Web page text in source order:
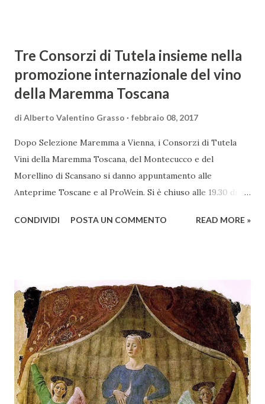
Tre Consorzi di Tutela insieme nella
promozione internazionale del vino
della Maremma Toscana
di Alberto Valentino Grasso febbraio 08, 2017
Dopo Selezione Maremma a Vienna, i Consorzi di Tutela
Vini della Maremma Toscana, del Montecucco e del
Morellino di Scansano si danno appuntamento alle
Anteprime Toscane e al ProWein. Si è chiuso alle 19.30 di
presso l’Hotel Regina di Vienna dalla società Wein & Kultur,
territorio maremmano: Consorzio Tutela Vini della
Maremma Toscana, del Montecucco e del Morellino di
Scansano. Scopo dell’iniziativa è stato quello di promuovere
le eccellenze vitivinicole della regione in Austria, un
mercato dove il potenziale di crescita è ancora molto alto,
assistendo i produttori nella creazione di contatti
commerciali con gli operatori locali. Gli organizzatori
CONDIVIDI POSTA UN COMMENTO READ MORE »